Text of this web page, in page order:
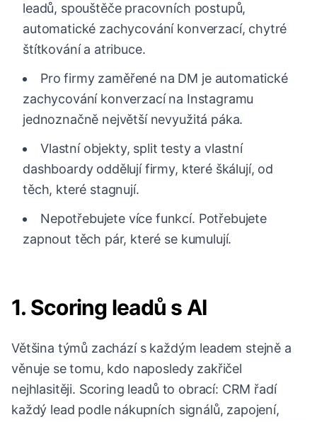
leadů, spouštěče pracovních postupů,
automatické zachycování konverzací, chytré
štítkování a atribuce.
Pro firmy zaměřené na DM je automatické
zachycování konverzací na Instagramu
jednoznačně největší nevyužitá páka.
Vlastní objekty, split testy a vlastní
dashboardy oddělují firmy, které škálují, od
těch, které stagnují.
Nepotřebujete více funkcí. Potřebujete
zapnout těch pár, které se kumulují.
1. Scoring leadů s AI
Většina týmů zachází s každým leadem stejně a
věnuje se tomu, kdo naposledy zakřičel
nejhlasitěji. Scoring leadů to obrací: CRM řadí
každý lead podle nákupních signálů, zapojení,